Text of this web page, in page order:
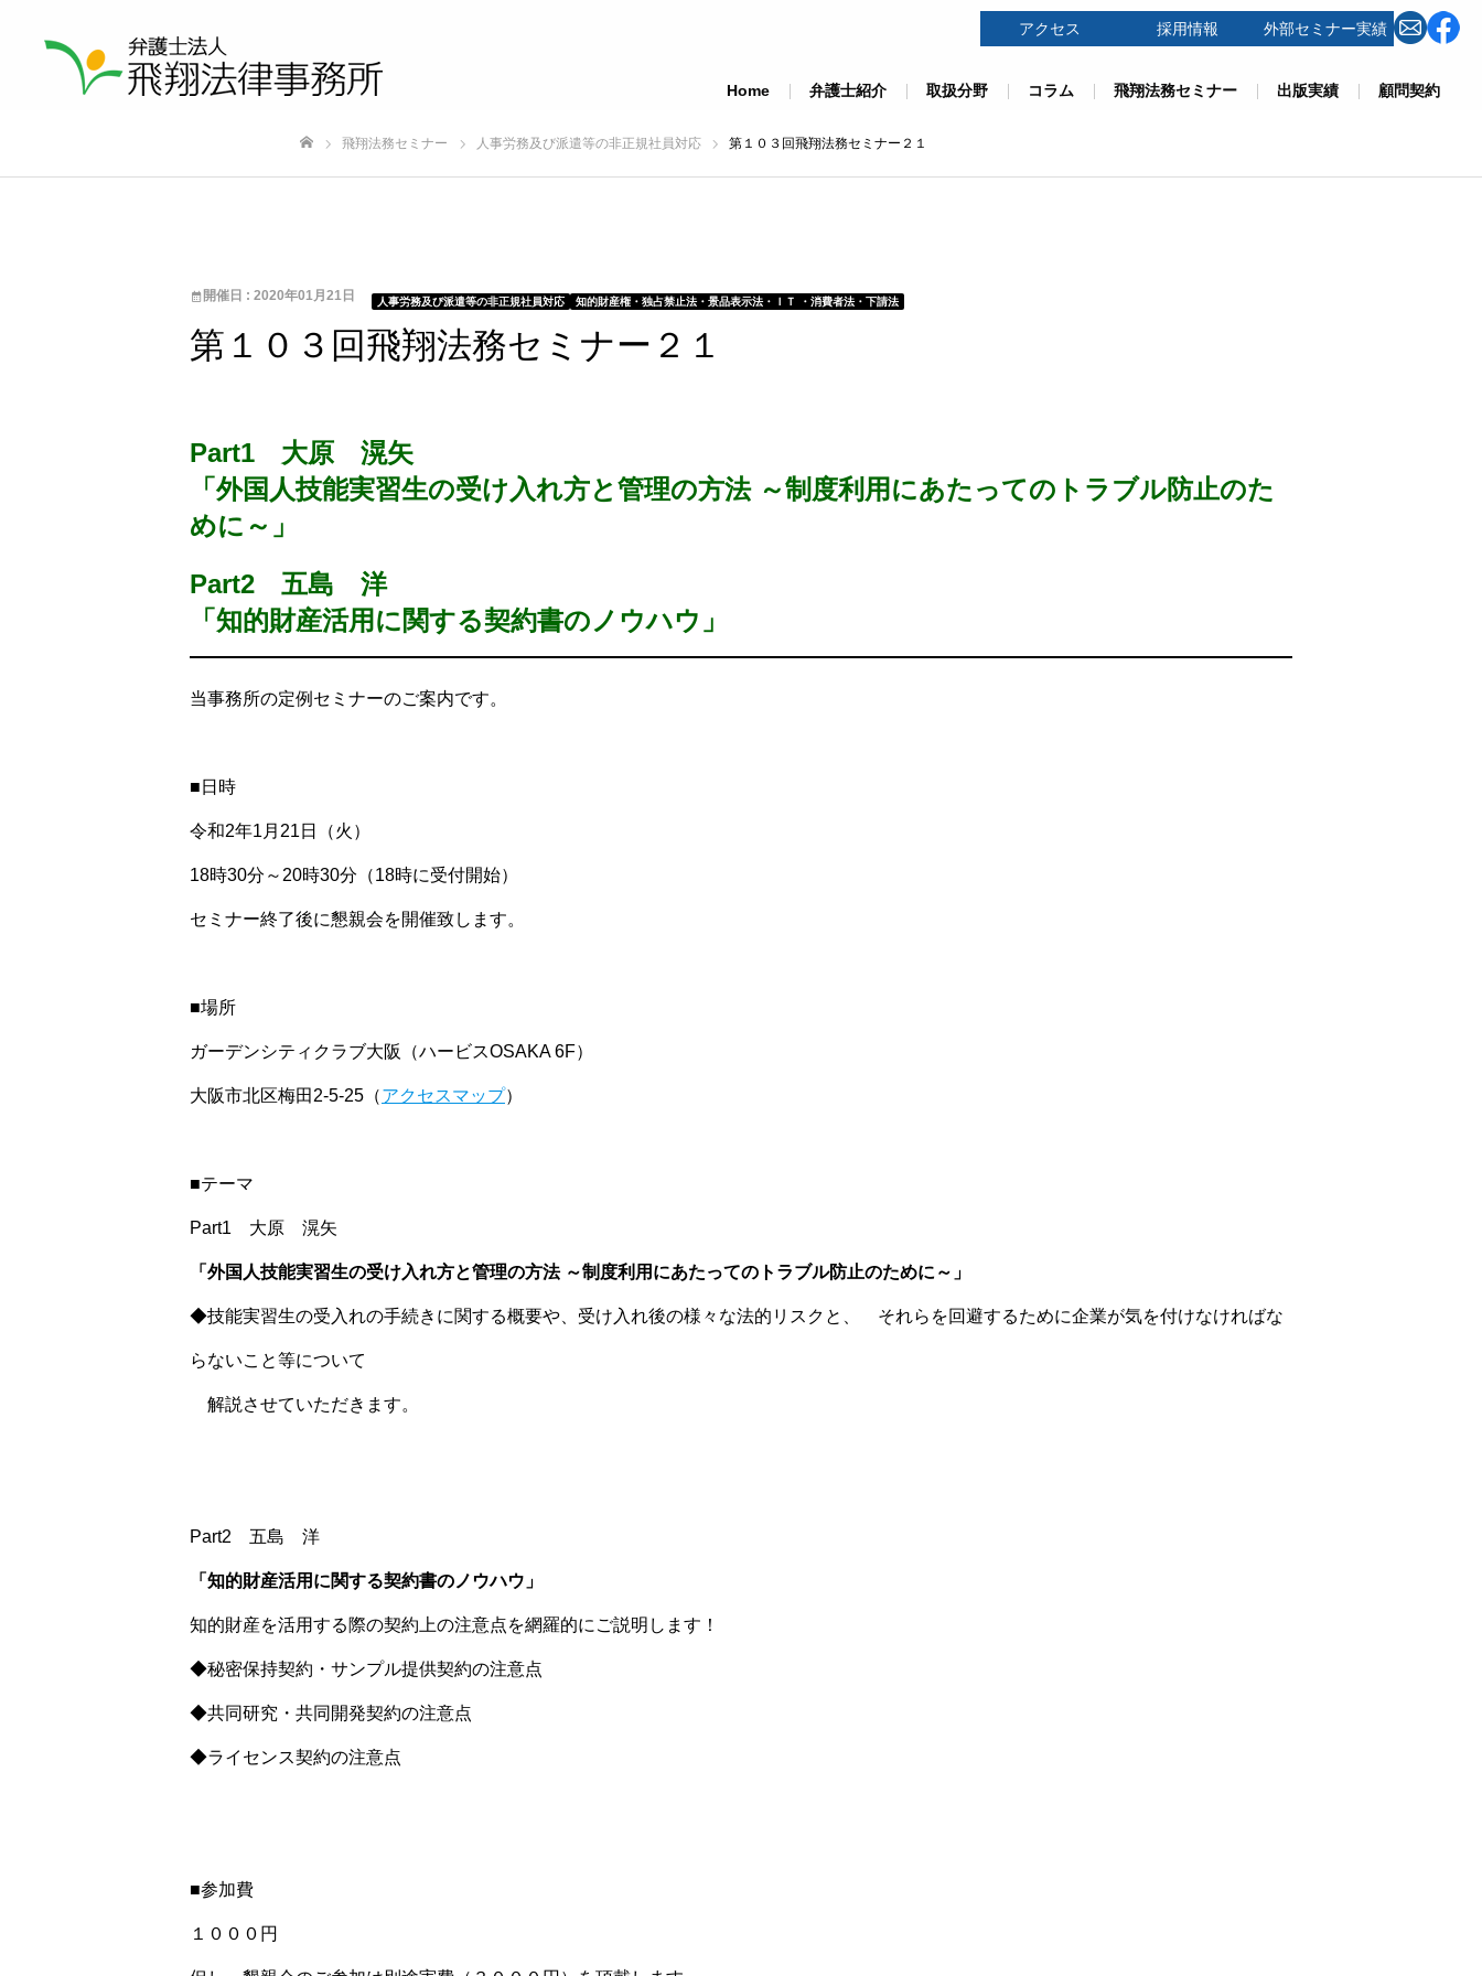
Home 弁護士紹介 取扱分野 コラム 飛翔法務セミナー 出版実績 顧問契約
アクセス 採用情報 外部セミナー実績
飛翔法務セミナー 人事労務及び派遣等の非正規社員対応 第１０３回飛翔法務セミナー２１
開催日 : 2020年01月21日 人事労務及び派遣等の非正規社員対応 知的財産権・独占禁止法・景品表示法・ＩＴ ・消費者法・下請法
第１０３回飛翔法務セミナー２１
Part1 大原 滉矢
「外国人技能実習生の受け入れ方と管理の方法 ～制度利用にあたってのトラブル防止のた
めに～」
Part2 五島 洋
「知的財産活用に関する契約書のノウハウ」
当事務所の定例セミナーのご案内です。
■日時
令和2年1月21日（火）
18時30分～20時30分（18時に受付開始）
セミナー終了後に懇親会を開催致します。
■場所
ガーデンシティクラブ大阪（ハービスOSAKA 6F）
大阪市北区梅田2-5-25（アクセスマップ）
■テーマ
Part1 大原 滉矢
「外国人技能実習生の受け入れ方と管理の方法 ～制度利用にあたってのトラブル防止のために～」
◆技能実習生の受入れの手続きに関する概要や、受け入れ後の様々な法的リスクと、 それらを回避するために企業が気を付けなければな
らないこと等について
解説させていただきます。
Part2 五島 洋
「知的財産活用に関する契約書のノウハウ」
知的財産を活用する際の契約上の注意点を網羅的にご説明します！
◆秘密保持契約・サンプル提供契約の注意点
◆共同研究・共同開発契約の注意点
◆ライセンス契約の注意点
■参加費
１０００円